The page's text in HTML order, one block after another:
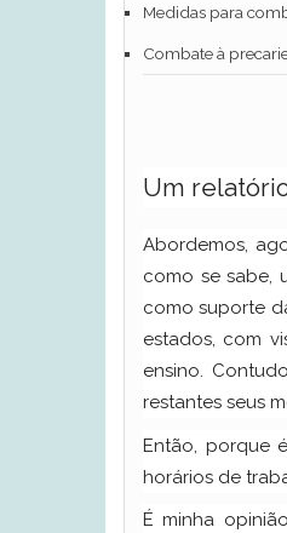
Medidas para
Combate à
Um
Abordemos,
como se sabe,
como suporte
estados, com
ensino.
restantes seus
Então, porque
horários de
É minha